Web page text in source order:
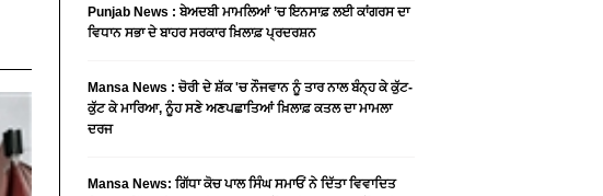
Punjab News : ਬੇਅਦਬੀ ਮਾਮਲਿਆਂ ’ਚ ਇਨਸਾਫ਼ ਲਈ ਕਾਂਗਰਸ ਦਾ
ਵਿਧਾਨ ਸਭਾ ਦੇ ਬਾਹਰ ਸਰਕਾਰ ਖ਼ਿਲਾਫ਼ ਪ੍ਰਦਰਸ਼ਨ
Mansa News : ਚੋਰੀ ਦੇ ਸ਼ੱਕ 'ਚ ਨੌਜਵਾਨ ਨੂੰ ਤਾਰ ਨਾਲ ਬੰਨ੍ਹ ਕੇ ਕੁੱਟ-
ਕੁੱਟ ਕੇ ਮਾਰਿਆ, ਨੂੰਹ ਸਣੇ ਅਣਪਛਾਤਿਆਂ ਖ਼ਿਲਾਫ਼ ਕਤਲ ਦਾ ਮਾਮਲਾ
ਦਰਜ
Mansa News: ਗਿੱਧਾ ਕੋਚ ਪਾਲ ਸਿੰਘ ਸਮਾਓਂ ਨੇ ਦਿੱਤਾ ਵਿਵਾਦਿਤ